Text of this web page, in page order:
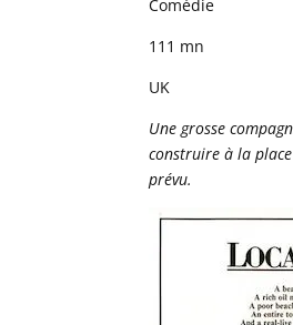
Comédie
111 mn
UK
Une grosse
construire à la
prévu.